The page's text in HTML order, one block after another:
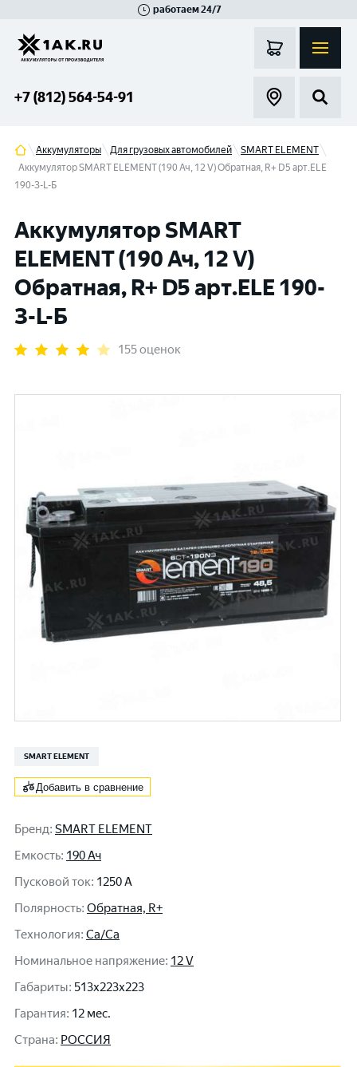
работаем 24/7
+7 (812) 564-54-91
Аккумуляторы Для грузовых автомобилей
SMART ELEMENT
Аккумулятор SMART ELEMENT (190 Ач, 12 V) Обратная, R+ D5 арт.ЕLE
190-З-L-Б
Аккумулятор SMART
ELEMENT (190 Ач, 12 V)
Обратная, R+ D5 арт.ЕLE 190-
З-L-Б
155 оценок
SMART ELEMENT
Добавить в сравнение
Бренд: SMART ELEMENT
Емкость: 190 Ач
Пусковой ток: 1250 A
Полярность: Обратная, R+
Технология: Ca/Ca
Номинальное напряжение: 12 V
Габариты: 513x223x223
Гарантия: 12 мес.
Cтрана: РОССИЯ
Гатчина